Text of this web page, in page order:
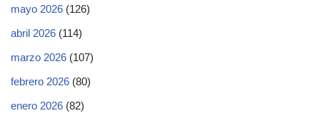
mayo 2026 (126)
abril 2026 (114)
marzo 2026 (107)
febrero 2026 (80)
enero 2026 (82)